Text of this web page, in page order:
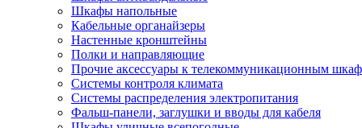
Шкафы напольные
Кабельные органайзеры
Настенные кронштейны
Полки и направляющие
Прочие аксессуары к телекоммуникационным
Системы контроля климата
Системы распределения электропитания
Фальш-панели, заглушки и вводы для кабеля